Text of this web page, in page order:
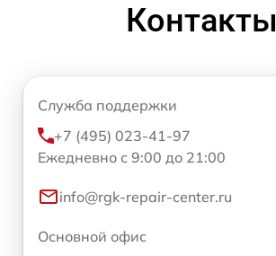
Контакты
Служба поддержки
+7 (495) 023-41-97
Ежедневно с 9:00 до 21:00
info@rgk-repair-center.ru
Основной офис